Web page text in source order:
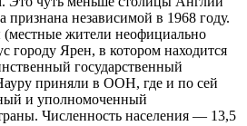
независимой в 1968 году.
жители неофициально
городу Ярен, в котором находится
государственный
приняли в ООН, где и по сей
и уполномоченный
Численность населения — 13,5